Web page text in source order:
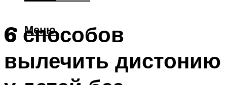
Меню
6 способов
вылечить дистонию